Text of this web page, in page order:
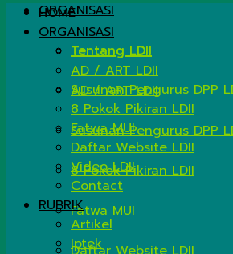
ORGANISASI
Tentang LDII
AD / ART LDII
Susunan Pengurus DPP
8 Pokok Pikiran LDII
Fatwa MUI
HOME
ORGANISASI
Tentang LDII
AD / ART LDII
Susunan Pengurus DPP
8 Pokok Pikiran LDII
Fatwa MUI
Daftar Website LDII
Video LDII
Contact
RUBRIK
Artikel
Iptek